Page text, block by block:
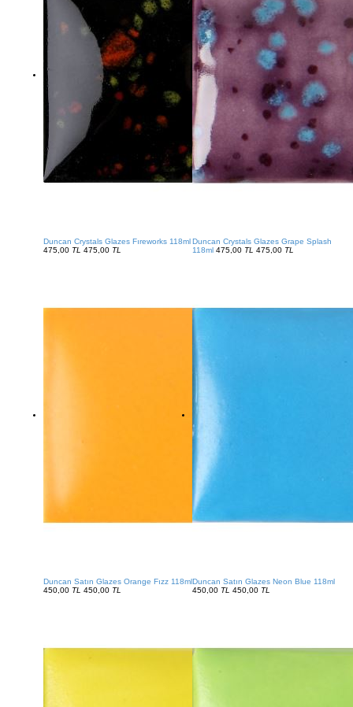
Duncan Crystals Glazes Fıreworks 118ml
475,00 TL 475,00 TL
Duncan Crystals Glazes Grape Splash
118ml 475,00 TL 475,00 TL
Duncan Satın Glazes Orange Fızz 118ml
450,00 TL 450,00 TL
Duncan Satın Glazes Neon Blue 118ml
450,00 TL 450,00 TL